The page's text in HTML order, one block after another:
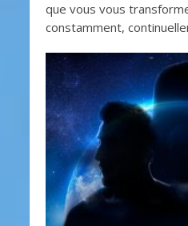
que vous vous
constamment,